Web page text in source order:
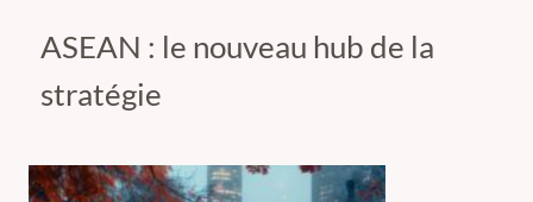
ASEAN : le nouveau hub de la
stratégie